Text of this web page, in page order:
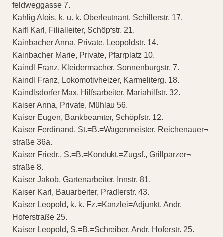
feldweggasse 7.
Kahlig Alois, k. u. k. Oberleutnant, Schillerstr. 17.
Kaifl Karl, Filialleiter, Schöpfstr. 21.
Kainbacher Anna, Private, Leopoldstr. 14.
Kainbacher Marie, Private, Pfarrplatz 10.
Kaindl Franz, Kleidermacher, Sonnenburgstr. 7.
Kaindl Franz, Lokomotivheizer, Karmeliterg. 18.
Kaindlsdorfer Max, Hilfsarbeiter, Mariahilfstr. 32.
Kaiser Anna, Private, Mühlau 56.
Kaiser Eugen, Bankbeamter, Schöpfstr. 12.
Kaiser Ferdinand, St.=B.=Wagenmeister, Reichenauer¬
straße 36a.
Kaiser Friedr., S.=B.=Kondukt.=Zugsf., Grillparzer¬
straße 8.
Kaiser Jakob, Gartenarbeiter, Innstr. 81.
Kaiser Karl, Bauarbeiter, Pradlerstr. 43.
Kaiser Leopold, k. k. Fz.=Kanzlei=Adjunkt, Andr.
Hoferstraße 25.
Kaiser Leopold, S.=B.=Schreiber, Andr. Hoferstr. 25.